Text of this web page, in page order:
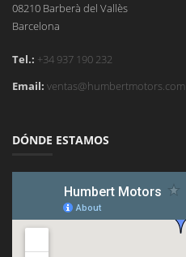
08210 Barberà del Vallès
Barcelona
Tel.: +34 937 190 232
Email: ventas@humbertmotors.com
DÓNDE ESTAMOS